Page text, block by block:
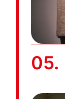
05.